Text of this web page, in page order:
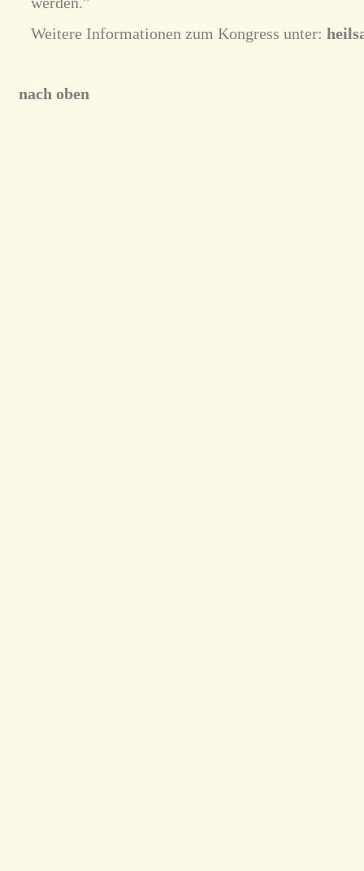
Weitere Informationen zum Kongress unter:
nach oben